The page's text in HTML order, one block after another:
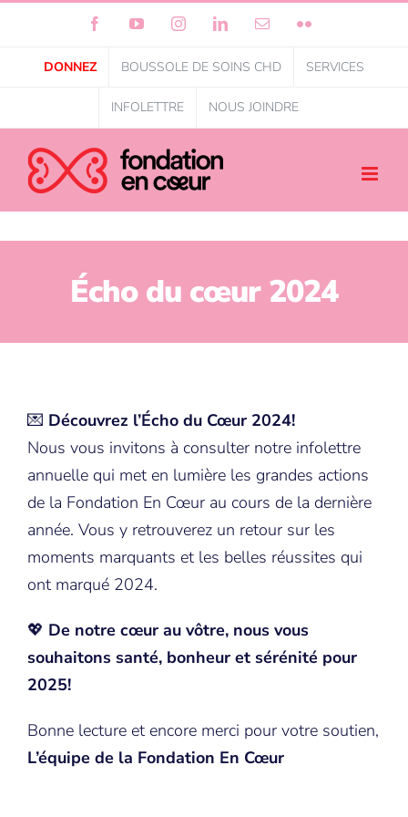
FacebookYouTubeInstagramLinkedInCourrielFlickr
DONNEZ BOUSSOLE DE SOINS CHD SERVICES
INFOLETTRE NOUS JOINDRE
Écho du cœur 2024
💌 Découvrez l’Écho du Cœur 2024!
Nous vous invitons à consulter notre infolettre
annuelle qui met en lumière les grandes actions
de la Fondation En Cœur au cours de la dernière
année. Vous y retrouverez un retour sur les
moments marquants et les belles réussites qui
ont marqué 2024.
💖 De notre cœur au vôtre, nous vous
souhaitons santé, bonheur et sérénité pour
2025!
Bonne lecture et encore merci pour votre soutien,
L’équipe de la Fondation En Cœur